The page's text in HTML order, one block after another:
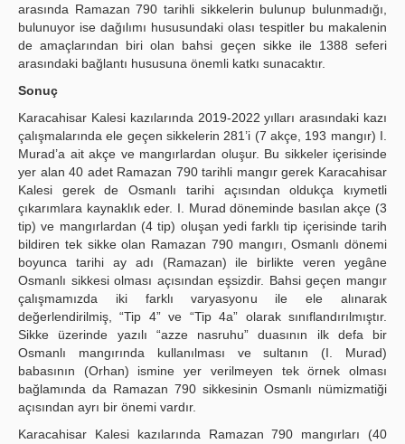
arasında Ramazan 790 tarihli sikkelerin bulunup bulunmadığı,
bulunuyor ise dağılımı hususundaki olası tespitler bu makalenin
de amaçlarından biri olan bahsi geçen sikke ile 1388 seferi
arasındaki bağlantı hususuna önemli katkı sunacaktır.
Sonuç
Karacahisar Kalesi kazılarında 2019-2022 yılları arasındaki kazı
çalışmalarında ele geçen sikkelerin 281’i (7 akçe, 193 mangır) I.
Murad’a ait akçe ve mangırlardan oluşur. Bu sikkeler içerisinde
yer alan 40 adet Ramazan 790 tarihli mangır gerek Karacahisar
Kalesi gerek de Osmanlı tarihi açısından oldukça kıymetli
çıkarımlara kaynaklık eder. I. Murad döneminde basılan akçe (3
tip) ve mangırlardan (4 tip) oluşan yedi farklı tip içerisinde tarih
bildiren tek sikke olan Ramazan 790 mangırı, Osmanlı dönemi
boyunca tarihi ay adı (Ramazan) ile birlikte veren yegâne
Osmanlı sikkesi olması açısından eşsizdir. Bahsi geçen mangır
çalışmamızda iki farklı varyasyonu ile ele alınarak
değerlendirilmiş, “Tip 4” ve “Tip 4a” olarak sınıflandırılmıştır.
Sikke üzerinde yazılı “azze nasruhu” duasının ilk defa bir
Osmanlı mangırında kullanılması ve sultanın (I. Murad)
babasının (Orhan) ismine yer verilmeyen tek örnek olması
bağlamında da Ramazan 790 sikkesinin Osmanlı nümizmatiği
açısından ayrı bir önemi vardır.
Karacahisar Kalesi kazılarında Ramazan 790 mangırları (40